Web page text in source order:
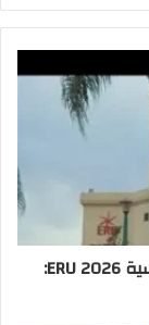
مصاريف وتنسيق الجامعة المصرية الروسية ERU 2026: